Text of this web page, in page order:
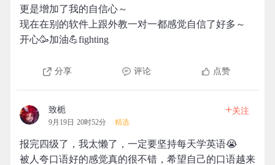
更是增加了我的自信心～
现在在别的软件上跟外教一对一都感觉自信了好多～
开心🥳加油💪fighting
分享 评论 点赞
致栀
9月19日 20时52分 精选
+关注
报完四级了，我太懒了，一定要坚持每天学英语😭
被人夸口语好的感觉真的很不错，希望自己的口语越来